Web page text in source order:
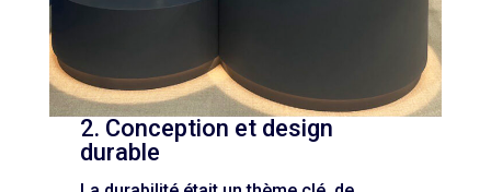
2. Conception et design
durable